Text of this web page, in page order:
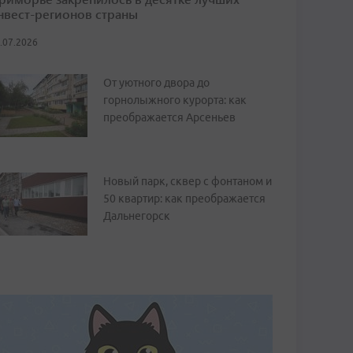
регионов страны
От уютного двора до
горнолыжного курорта: как
преображается Арсеньев
Новый парк, сквер с фонтаном и
50 квартир: как преображается
Дальнегорск